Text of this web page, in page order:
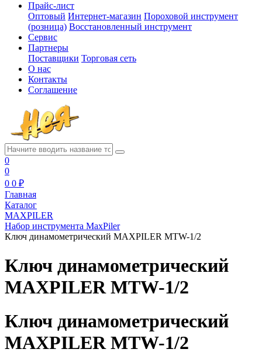
Прайс-лист
Оптовый Интернет-магазин Пороховой инструмент
(розница) Восстановленный инструмент
Сервис
Партнеры
Поставщики Торговая сеть
О нас
Контакты
Соглашение
0
0
0 0 ₽
Главная
Каталог
MAXPILER
Набор инструмента MaxPiler
Ключ динамометрический MAXPILER MTW-1/2
Ключ динамометрический
MAXPILER MTW-1/2
Ключ динамометрический
MAXPILER MTW-1/2